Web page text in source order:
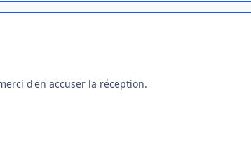
d'en accuser la réception.